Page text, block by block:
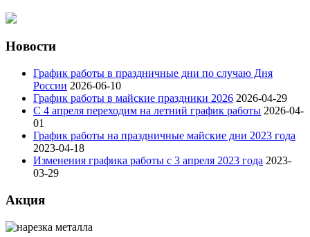
Новости
График работы в праздничные дни по случаю Дня
России 2026-06-10
График работы в майские праздники 2026 2026-04-29
С 4 апреля переходим на летний график работы 2026-04-
01
График работы на праздничные майские дни 2023 года
2023-04-18
Изменения графика работы с 3 апреля 2023 года 2023-
03-29
Акция